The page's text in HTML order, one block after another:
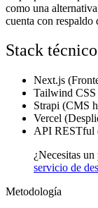
como una
cuenta con
Stack técnico
Next.js
Tailwind CSS
Strapi (CMS
Vercel
API RESTful
¿Necesitas
servicio de
Metodología